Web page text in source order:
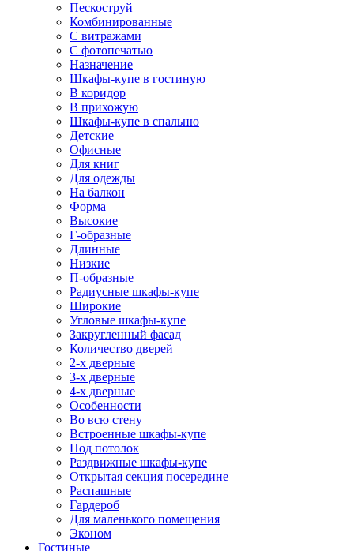
Пескоструй
Комбинированные
С витражами
С фотопечатью
Назначение
Шкафы-купе в гостиную
В коридор
В прихожую
Шкафы-купе в спальню
Детские
Офисные
Для книг
Для одежды
На балкон
Форма
Высокие
Г-образные
Длинные
Низкие
П-образные
Радиусные шкафы-купе
Широкие
Угловые шкафы-купе
Закругленный фасад
Количество дверей
2-х дверные
3-х дверные
4-х дверные
Особенности
Во всю стену
Встроенные шкафы-купе
Под потолок
Раздвижные шкафы-купе
Открытая секция посередине
Распашные
Гардероб
Для маленького помещения
Эконом
Гостиные